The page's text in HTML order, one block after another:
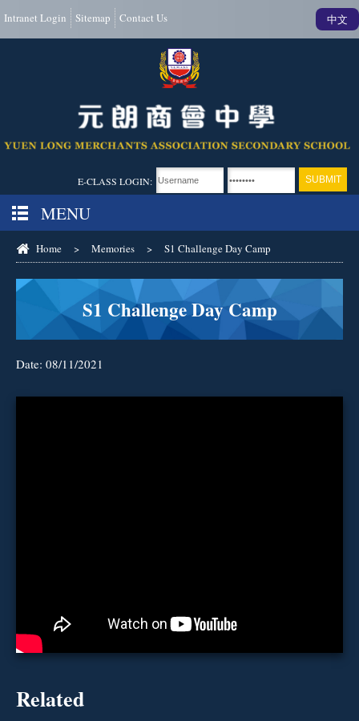
Intranet Login Sitemap Contact Us 中文
E-CLASS LOGIN:
MENU
Home > Memories > S1 Challenge Day Camp
S1 Challenge Day Camp
Date: 08/11/2021
Related